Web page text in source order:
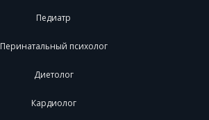
Педиатр
Перинатальный психолог
Диетолог
Кардиолог